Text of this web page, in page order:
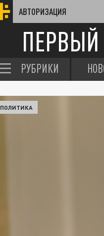
АВТОРИЗАЦИЯ
ПЕРВЫЙ
РУБРИКИ
ПОЛИТИКА